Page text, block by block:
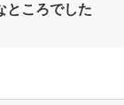
ところでした